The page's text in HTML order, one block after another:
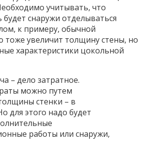
учитывать, что
снаружи отделываться
к примеру, обычной
тоже увеличит толщину стены, но
характеристики цокольной
– дело затратное.
можно путем
стенки – в
для этого надо будет
работы или снаружи,